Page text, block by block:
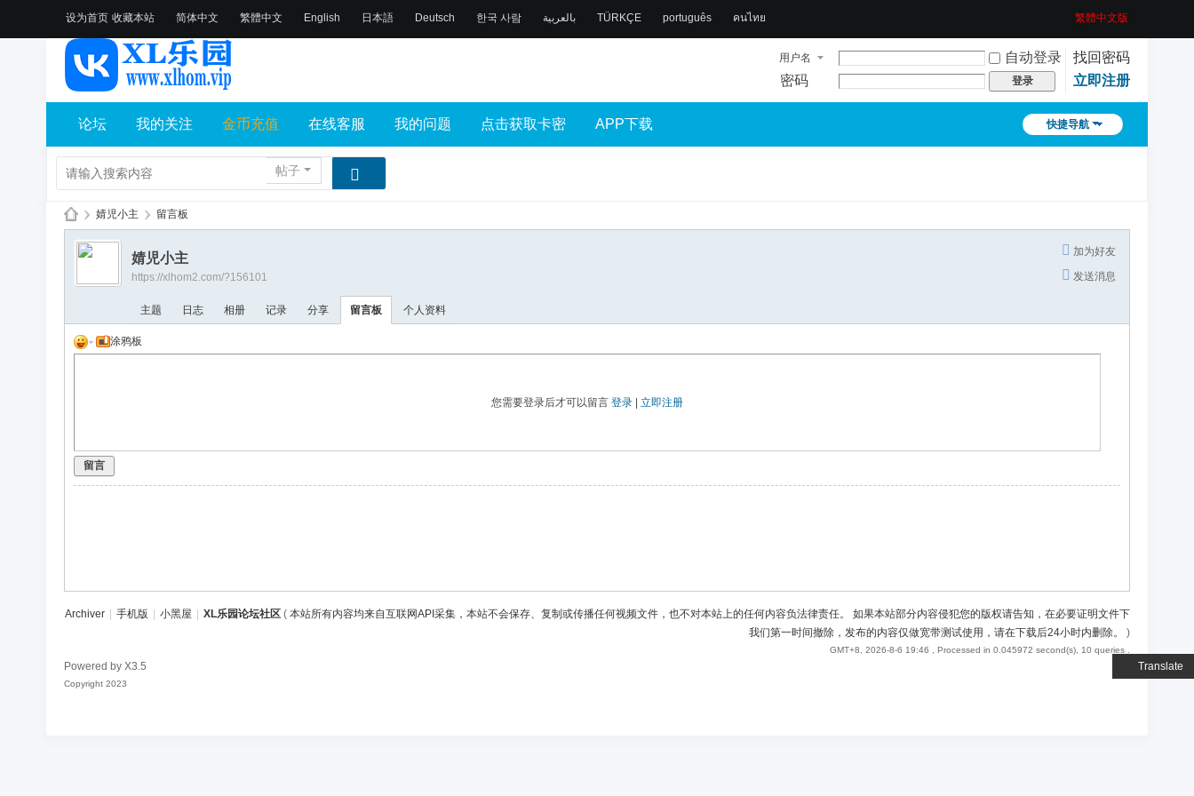
设为首页 收藏本站
Translate
简体中文 繁體中文 English 日本語 Deutsch 한국 사람 بالعربية TÜRKÇE português คนไทย 繁體中文版
用户名 自动登录
找回密码
密码
登录 立即注册
快捷导航
论坛 我的关注 金币充值 在线客服 我的问题 点击获取卡密 APP下载
帖子
X
乐
论
› 婧児小主 › 留言板
加为好友
发送消息
婧児小主
https://xlhom2.com/?156101
主题 日志 相册 记录 分享 留言板 个人资料
涂鸦板
您需要登录后才可以留言登录 |立即注册
留言
Archiver 手机版 小黑屋 XL乐园论坛社区 ( 本站所有内容均来自互联网API采集，本站不会保存、复制或传播任何视频文件，也不对本站上的任何内容负法律责任。 如果本站部分内容侵犯您的版权请告知，在必要证明文件下
我们第一时间撤除，发布的内容仅做宽带测试使用，请在下载后24小时内删除。
)
GMT+8, 2026-8-6 19:46 , Processed in 0.045972 second(s), 10 queries .
Powered by X3.5
Copyright 2023